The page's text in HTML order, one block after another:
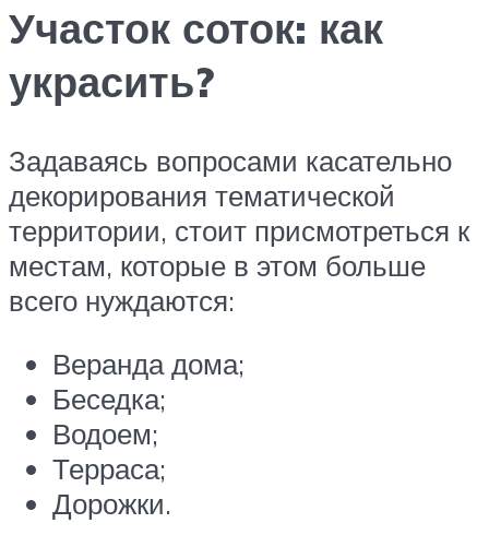
Участок соток: как
украсить?
Задаваясь вопросами касательно
декорирования тематической
территории, стоит присмотреться к
местам, которые в этом больше
всего нуждаются:
Веранда дома;
Беседка;
Водоем;
Терраса;
Дорожки.